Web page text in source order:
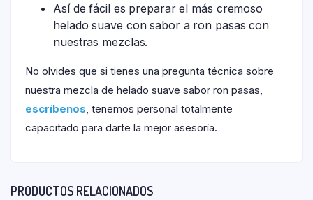
Así de fácil es preparar el más cremoso
helado suave con sabor a ron pasas con
nuestras mezclas.
No olvides que si tienes una pregunta técnica sobre
nuestra mezcla de helado suave sabor ron pasas,
escríbenos, tenemos personal totalmente
capacitado para darte la mejor asesoría.
PRODUCTOS RELACIONADOS